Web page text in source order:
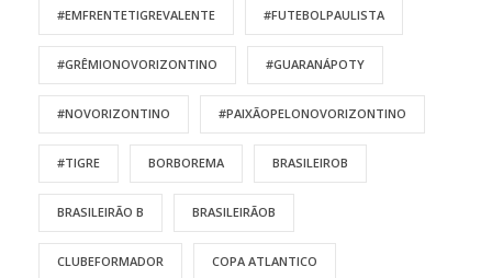
#EMFRENTETIGREVALENTE #FUTEBOLPAULISTA
#GRÊMIONOVORIZONTINO #GUARANÁPOTY
#NOVORIZONTINO #PAIXÃOPELONOVORIZONTINO
#TIGRE BORBOREMA BRASILEIROB
BRASILEIRÃO B BRASILEIRÃOB
CLUBEFORMADOR COPA ATLANTICO